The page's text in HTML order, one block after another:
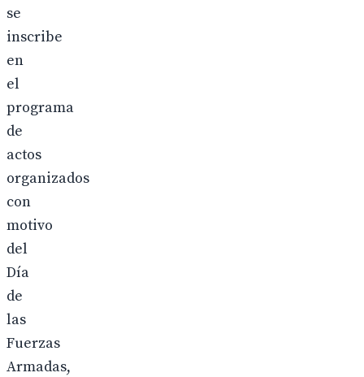
se
inscribe
en
el
programa
de
actos
organizados
con
motivo
del
Día
de
las
Fuerzas
Armadas,